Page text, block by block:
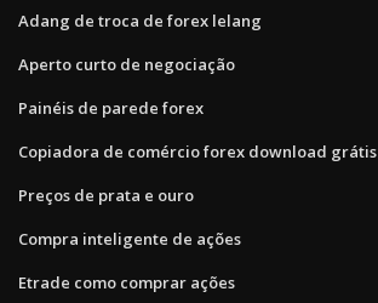
Adang de troca de forex lelang
Aperto curto de negociação
Painéis de parede forex
Copiadora de comércio forex download grátis
Preços de prata e ouro
Compra inteligente de ações
Etrade como comprar ações